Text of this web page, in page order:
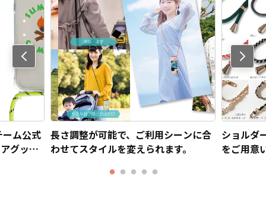
Previo
us
ム公式
グッ
長さ調整が可能で、ご利用シーンに合
わせてスタイルを変えられます。
ショルダ
をご用意